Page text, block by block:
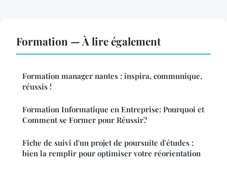
Formation — À lire également
Formation manager nantes : inspira, communique,
réussis !
Formation Informatique en Entreprise: Pourquoi et
Comment se Former pour Réussir?
Fiche de suivi d'un projet de poursuite d'études :
bien la remplir pour optimiser votre réorientation